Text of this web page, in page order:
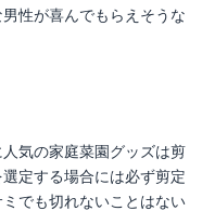
性が喜んでもらえそうな
気の家庭菜園グッズは剪
定する場合には必ず剪定
でも切れないことはない